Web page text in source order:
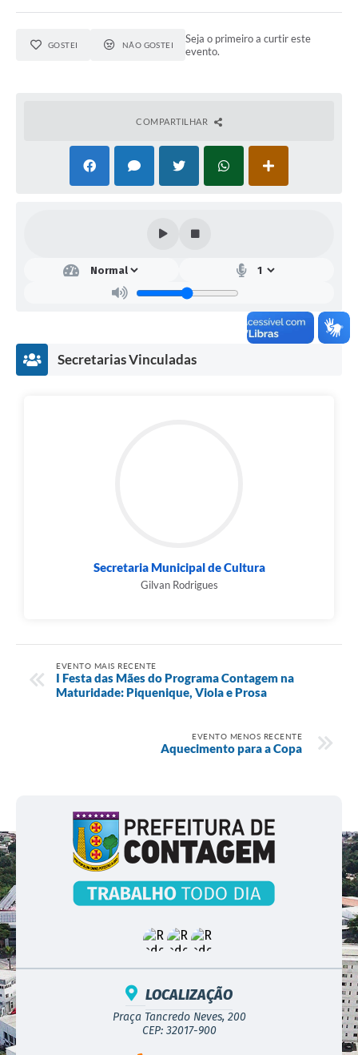
GOSTEI NÃO GOSTEI
Seja o primeiro a curtir este
evento.
COMPARTILHAR
Secretarias Vinculadas
Secretaria Municipal de Cultura
Gilvan Rodrigues
EVENTO MAIS RECENTE
I Festa das Mães do Programa Contagem na
Maturidade: Piquenique, Viola e Prosa
EVENTO MENOS RECENTE
Aquecimento para a Copa
LOCALIZAÇÃO
Praça Tancredo Neves, 200
CEP: 32017-900